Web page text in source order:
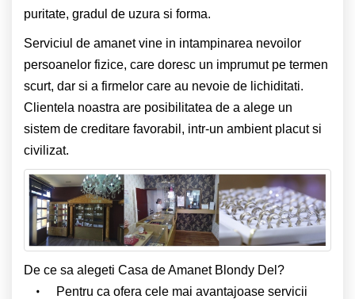
puritate, gradul de uzura si forma.
Serviciul de amanet vine in intampinarea nevoilor
persoanelor fizice, care doresc un imprumut pe termen
scurt, dar si a firmelor care au nevoie de lichiditati.
Clientela noastra are posibilitatea de a alege un
sistem de creditare favorabil, intr-un ambient placut si
civilizat.
De ce sa alegeti Casa de Amanet Blondy Del?
Pentru ca ofera cele mai avantajoase servicii